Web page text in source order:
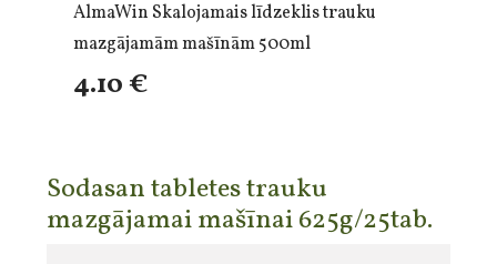
AlmaWin Skalojamais līdzeklis trauku
mazgājamām mašīnām 500ml
4.10 €
Sodasan tabletes trauku
mazgājamai mašīnai 625g/25tab.